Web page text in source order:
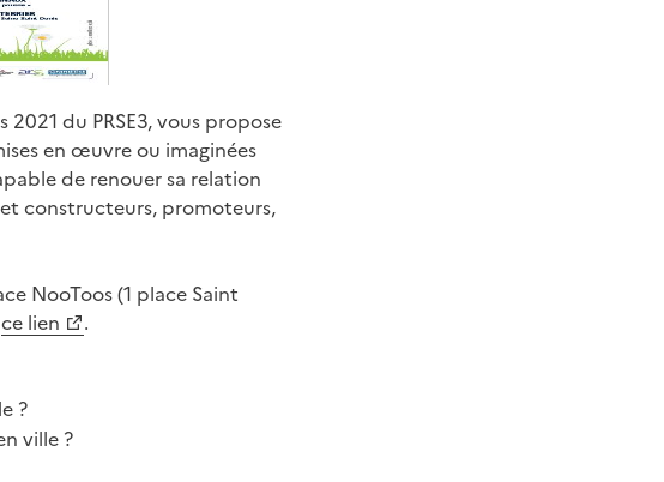
du PRSE3, vous propose
en œuvre ou imaginées
de renouer sa relation
constructeurs, promoteurs,
NooToos (1 place Saint
ce lien
.
?
ville ?